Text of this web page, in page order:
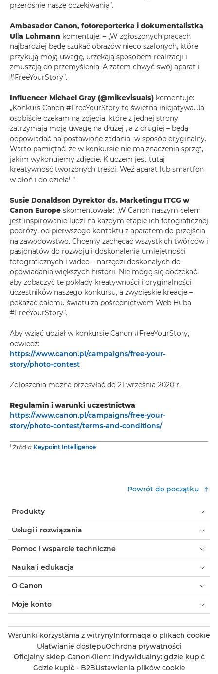
przerośnie nasze oczekiwania”.
Ambasador Canon, fotoreporterka i dokumentalistka
Ulla Lohmann komentuje: – „W zgłoszonych pracach
najbardziej będę szukać obrazów nieco szalonych, które
przykują moją uwagę, urzekają sposobem realizacji i
zmuszają do przemyślenia. A zatem chwyć swój aparat i
#FreeYourStory”.
Influencer Michael Gray (@mikevisuals) komentuje:
„Konkurs Canon #FreeYourStory to świetna inicjatywa. Ja
osobiście czekam na zdjęcia, które z jednej strony
zatrzymają moją uwagę na dłużej , a z drugiej – będą
odpowiadać na postawione zadania w sposób oryginalny.
Warto pamiętać, że w konkursie nie ma znaczenia sprzęt,
jakim wykonujemy zdjęcie. Kluczem jest tutaj
kreatywność tworzonych treści. Weź aparat lub smartfon
w dłoń i do dzieła! ”
Susie Donaldson Dyrektor ds. Marketingu ITCG w
Canon Europe skomentowała: „W Canon naszym celem
jest inspirowanie ludzi na każdym etapie ich fotograficznej
podróży, od pierwszego kontaktu z aparatem do przejścia
na zawodowstwo. Chcemy zachęcać wszystkich twórców i
pasjonatów do rozwoju i doskonalenia umiejętności
fotograficznych i wideo – narzędzi doskonałych do
opowiadania większych historii. Nie mogę się doczekać,
aby zobaczyć te pokłady kreatywności i oryginalności
uczestników naszego konkursu, a zwycięskie kreacje –
pokazać całemu światu za pośrednictwem Web Huba
#FreeYourStory”.
Aby wziąć udział w konkursie Canon #FreeYourStory,
odwiedź:
https://www.canon.pl/campaigns/free-your-
story/photo-contest
Zgłoszenia można przesyłać do 21 września 2020 r.
Regulamin i warunki uczestnictwa:
https://www.canon.pl/campaigns/free-your-
story/photo-contest/terms-and-conditions/
1 Źródło: Keypoint Intelligence
Powrót do początku
Produkty
Usługi i rozwiązania
Pomoc i wsparcie techniczne
Nauka i edukacja
O Canon
Moje konto
Warunki korzystania z witrynyInformacja o plikach cookie
Ułatwianie dostępuOchrona prywatności
Oficjalny sklep CanonKlient indywidualny: gdzie kupić
Gdzie kupić - B2BUstawienia plików cookie